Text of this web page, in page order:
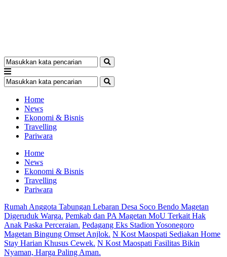
Home
News
Ekonomi & Bisnis
Travelling
Pariwara
Home
News
Ekonomi & Bisnis
Travelling
Pariwara
Rumah Anggota Tabungan Lebaran Desa Soco Bendo Magetan
Digeruduk Warga. Pemkab dan PA Magetan MoU Terkait Hak
Anak Paska Perceraian. Pedagang Eks Stadion Yosonegoro
Magetan Bingung Omset Anjlok. N Kost Maospati Sediakan Home
Stay Harian Khusus Cewek. N Kost Maospati Fasilitas Bikin
Nyaman, Harga Paling Aman.